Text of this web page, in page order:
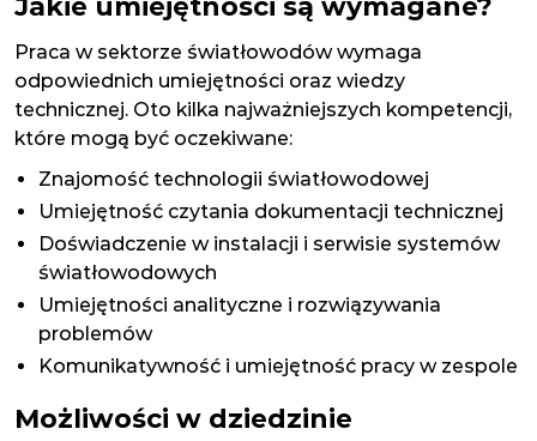
Jakie umiejętności są wymagane?
Praca w sektorze światłowodów wymaga
odpowiednich umiejętności oraz wiedzy
technicznej. Oto kilka najważniejszych kompetencji,
które mogą być oczekiwane:
Znajomość technologii światłowodowej
Umiejętność czytania dokumentacji technicznej
Doświadczenie w instalacji i serwisie systemów
światłowodowych
Umiejętności analityczne i rozwiązywania
problemów
Komunikatywność i umiejętność pracy w zespole
Możliwości w dziedzinie